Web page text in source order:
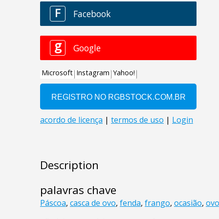
Description
palavras chave
Páscoa, casca de ovo, fenda, frango, ocasião, ovo